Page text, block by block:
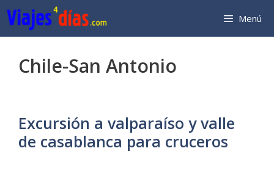
Saltar
al
contenido
Menú
Chile-San Antonio
Excursión a valparaíso y valle
de casablanca para cruceros